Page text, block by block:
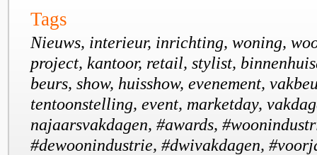
Tags
Nieuws, interieur, inrichting, woning,
project, kantoor, retail, stylist,
beurs, show, huisshow, evenement,
tentoonstelling, event, marketday,
najaarsvakdagen, #awards,
#dewoonindustrie, #dwivakdagen,